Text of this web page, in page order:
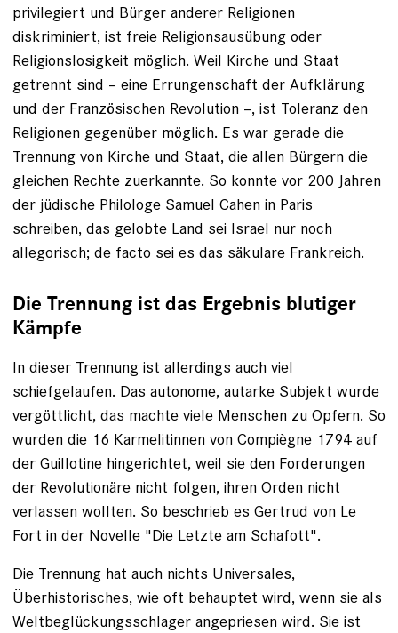
privilegiert und Bürger an­derer Religionen
diskriminiert, ist freie Religionsausübung oder
Religionslosigkeit möglich. Weil Kirche und Staat
getrennt sind – eine Errungenschaft der Aufklärung
und der Franzö­sischen Revolution –, ist Toleranz den
Religionen gegenüber möglich. Es war gerade die
Trennung von Kirche und Staat, die allen Bürgern die
gleichen Rechte zuerkannte. So konnte vor 200 Jahren
der jüdische Philologe Samuel Cahen in Paris
schreiben, das gelobte Land sei Israel nur noch
allegorisch; de facto sei es das säkulare Frankreich.
Die Trennung ist das Ergebnis blutiger
Kämpfe
In dieser Trennung ist allerdings auch viel
schiefgelaufen. Das auto­nome, autarke Subjekt wurde
vergöttlicht, das machte viele Menschen zu Opfern. So
wurden die 16 Karmelitinnen von Compiègne 1794 auf
der Guillotine hingerichtet, weil sie den Forderungen
der Revolutionäre nicht folgen, ihren Orden nicht
verlassen wollten. So beschrieb es Gertrud von Le
Fort in der Novelle "Die Letzte am Schafott".
Die Trennung hat auch nichts Universales,
Überhistorisches, wie oft behauptet wird, wenn sie als
Weltbeglückungsschlager angepriesen wird. Sie ist